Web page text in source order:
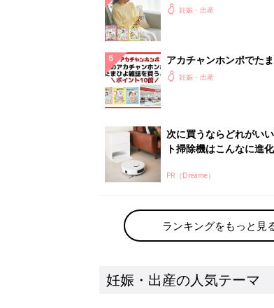
よ」妊娠・出産
アカチャンホンポでた
うとポイント10倍【期間
妊娠・出産
次に買うならどれがい
ト掃除機はこんなに進
PR（Dreame）
ランキングをもっと見
妊娠・出産の人気テーマ